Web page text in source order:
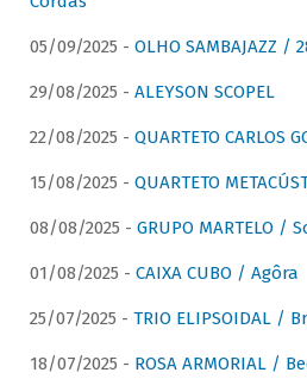
05/09/2025 - OLHO SAMBAJAZZ /
29/08/2025 - ALEYSON SCOPEL
22/08/2025 - QUARTETO CARLOS
15/08/2025 - QUARTETO
08/08/2025 - GRUPO MARTELO /
01/08/2025 - CAIXA CUBO / Agôra
25/07/2025 - TRIO ELIPSOIDAL /
18/07/2025 - ROSA ARMORIAL /